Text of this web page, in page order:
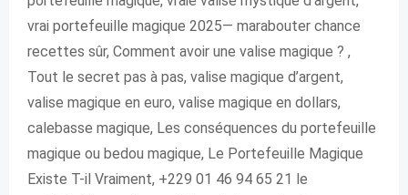
vrai portefeuille magique 2025— marabouter chance
recettes sûr, Comment avoir une valise magique ? ,
Tout le secret pas à pas, valise magique d’argent,
valise magique en euro, valise magique en dollars,
calebasse magique, Les conséquences du portefeuille
magique ou bedou magique, Le Portefeuille Magique
Existe T-il Vraiment, +229 01 46 94 65 21 le